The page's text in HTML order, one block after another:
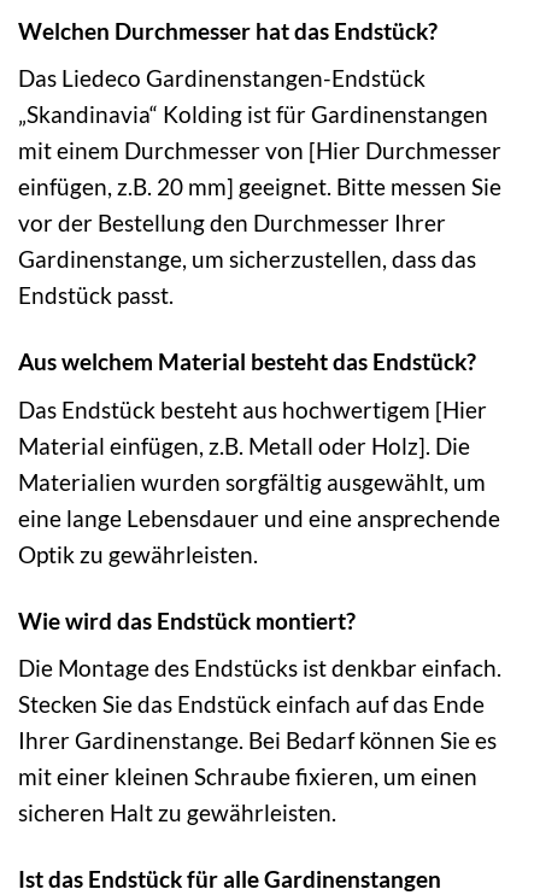
Welchen Durchmesser hat das Endstück?
Das Liedeco Gardinenstangen-Endstück
„Skandinavia“ Kolding ist für Gardinenstangen
mit einem Durchmesser von [Hier Durchmesser
einfügen, z.B. 20 mm] geeignet. Bitte messen Sie
vor der Bestellung den Durchmesser Ihrer
Gardinenstange, um sicherzustellen, dass das
Endstück passt.
Aus welchem Material besteht das Endstück?
Das Endstück besteht aus hochwertigem [Hier
Material einfügen, z.B. Metall oder Holz]. Die
Materialien wurden sorgfältig ausgewählt, um
eine lange Lebensdauer und eine ansprechende
Optik zu gewährleisten.
Wie wird das Endstück montiert?
Die Montage des Endstücks ist denkbar einfach.
Stecken Sie das Endstück einfach auf das Ende
Ihrer Gardinenstange. Bei Bedarf können Sie es
mit einer kleinen Schraube fixieren, um einen
sicheren Halt zu gewährleisten.
Ist das Endstück für alle Gardinenstangen